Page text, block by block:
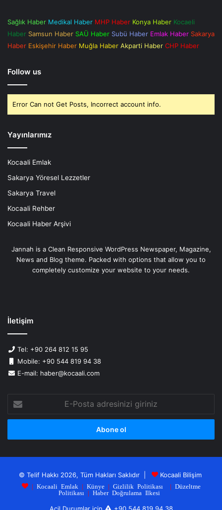
Sağlık Haber Medikal Haber MHP Haber Konya Haber Kocaeli
Haber Samsun Haber SAÜ Haber Subü Haber Emlak Haber Sakarya
Haber Eskişehir Haber Muğla Haber Akparti Haber CHP Haber
Follow us
Error Can not Get Posts, Incorrect account info.
Yayınlarımız
Kocaali Emlak
Sakarya Yöresel Lezzetler
Sakarya Travel
Kocaali Rehber
Kocaali Haber Arşivi
Jannah is a Clean Responsive WordPress Newspaper, Magazine,
News and Blog theme. Packed with options that allow you to
completely customize your website to your needs.
İletişim
Tel: +90 264 812 15 95
Mobile: +90 544 819 94 38
E-mail: haber@kocaali.com
Posta
adresinizi
© Telif Hakkı 2026, Tüm Hakları Saklıdır | Kocaali Bilişim
| Kocaali Emlak | Künye| Gizlilik Politikası | Düzeltme
Politikası | Haber Doğrulama Ilkesi